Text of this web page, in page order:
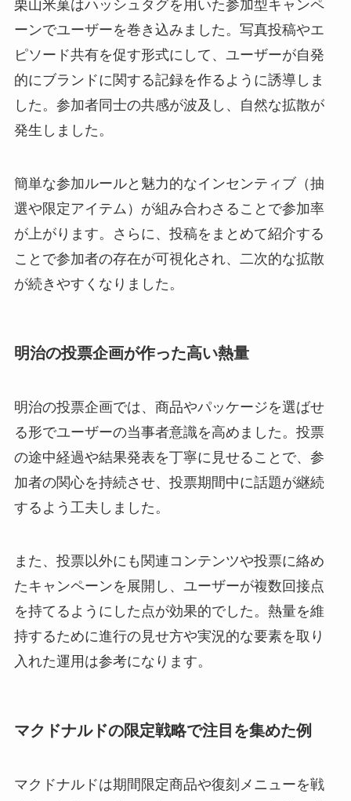
栗山米菓はハッシュタグを用いた参加型キャンペ
ーンでユーザーを巻き込みました。写真投稿やエ
ピソード共有を促す形式にして、ユーザーが自発
的にブランドに関する記録を作るように誘導しま
した。参加者同士の共感が波及し、自然な拡散が
発生しました。
簡単な参加ルールと魅力的なインセンティブ（抽
選や限定アイテム）が組み合わさることで参加率
が上がります。さらに、投稿をまとめて紹介する
ことで参加者の存在が可視化され、二次的な拡散
が続きやすくなりました。
明治の投票企画が作った高い熱量
明治の投票企画では、商品やパッケージを選ばせ
る形でユーザーの当事者意識を高めました。投票
の途中経過や結果発表を丁寧に見せることで、参
加者の関心を持続させ、投票期間中に話題が継続
するよう工夫しました。
また、投票以外にも関連コンテンツや投票に絡め
たキャンペーンを展開し、ユーザーが複数回接点
を持てるようにした点が効果的でした。熱量を維
持するために進行の見せ方や実況的な要素を取り
入れた運用は参考になります。
マクドナルドの限定戦略で注目を集めた例
マクドナルドは期間限定商品や復刻メニューを戦